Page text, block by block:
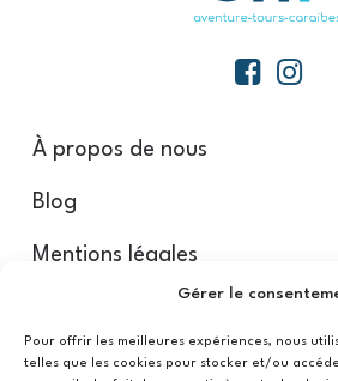
Gérer le
Pour offrir les meilleures expériences, nous
telles que les cookies pour stocker et/ou
À propos de nous
Blog
Mentions légales
Nos partenaires